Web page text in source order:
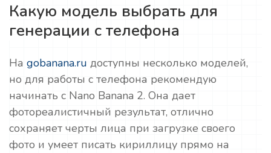
Какую модель выбрать для
генерации с телефона
На gobanana.ru доступны несколько моделей,
но для работы с телефона рекомендую
начинать с Nano Banana 2. Она дает
фотореалистичный результат, отлично
сохраняет черты лица при загрузке своего
фото и умеет писать кириллицу прямо на